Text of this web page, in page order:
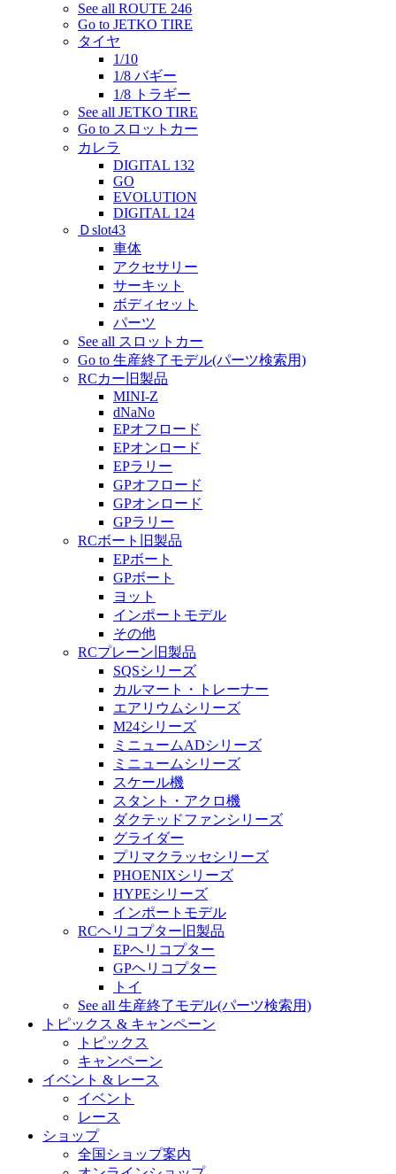
See all ROUTE 246
Go to JETKO TIRE
タイヤ
1/10
1/8 バギー
1/8 トラギー
See all JETKO TIRE
Go to スロットカー
カレラ
DIGITAL 132
GO
EVOLUTION
DIGITAL 124
Ｄslot43
車体
アクセサリー
サーキット
ボディセット
パーツ
See all スロットカー
Go to 生産終了モデル(パーツ検索用)
RCカー旧製品
MINI-Z
dNaNo
EPオフロード
EPオンロード
EPラリー
GPオフロード
GPオンロード
GPラリー
RCボート旧製品
EPボート
GPボート
ヨット
インポートモデル
その他
RCプレーン旧製品
SQSシリーズ
カルマート・トレーナー
エアリウムシリーズ
M24シリーズ
ミニュームADシリーズ
ミニュームシリーズ
スケール機
スタント・アクロ機
ダクテッドファンシリーズ
グライダー
プリマクラッセシリーズ
PHOENIXシリーズ
HYPEシリーズ
インポートモデル
RCヘリコプター旧製品
EPヘリコプター
GPヘリコプター
トイ
See all 生産終了モデル(パーツ検索用)
トピックス & キャンペーン
トピックス
キャンペーン
イベント & レース
イベント
レース
ショップ
全国ショップ案内